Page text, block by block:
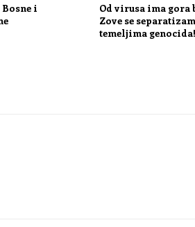
i
Od virusa ima gora
Zove se
temeljima genocida!